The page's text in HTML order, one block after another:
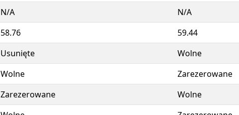
N/A
N/A
58.76
59.44
Usunięte
Wolne
Wolne
Zarezerowane
Zarezerowane
Wolne